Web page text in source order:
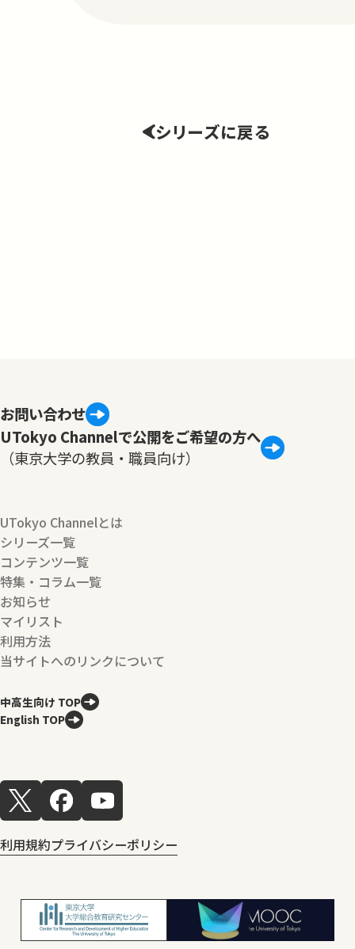
シリーズに戻る
お問い合わせ
UTokyo Channelで公開をご希望の方へ
（東京大学の教員・職員向け）
UTokyo Channelとは
シリーズ一覧
コンテンツ一覧
特集・コラム一覧
お知らせ
マイリスト
利用方法
当サイトへのリンクについて
中高生向け TOP
English TOP
利用規約プライバシーポリシー